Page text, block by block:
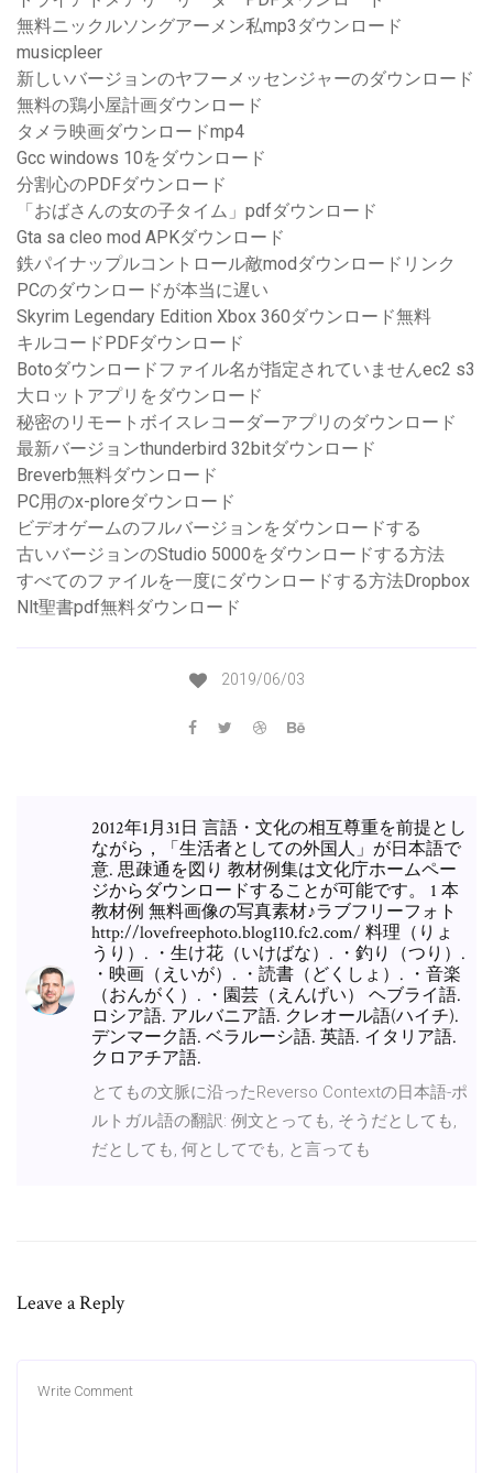
無料ニックルソングアーメン私mp3ダウンロード
musicpleer
新しいバージョンのヤフーメッセンジャーのダウンロード
無料の鶏小屋計画ダウンロード
タメラ映画ダウンロードmp4
Gcc windows 10をダウンロード
分割心のPDFダウンロード
「おばさんの女の子タイム」pdfダウンロード
Gta sa cleo mod APKダウンロード
鉄パイナップルコントロール敵modダウンロードリンク
PCのダウンロードが本当に遅い
Skyrim Legendary Edition Xbox 360ダウンロード無料
キルコードPDFダウンロード
Botoダウンロードファイル名が指定されていませんec2 s3
大ロットアプリをダウンロード
秘密のリモートボイスレコーダーアプリのダウンロード
最新バージョンthunderbird 32bitダウンロード
Breverb無料ダウンロード
PC用のx-ploreダウンロード
ビデオゲームのフルバージョンをダウンロードする
古いバージョンのStudio 5000をダウンロードする方法
すべてのファイルを一度にダウンロードする方法Dropbox
Nlt聖書pdf無料ダウンロード
2019/06/03
2012年1月31日 言語・文化の相互尊重を前提とし
ながら，「生活者としての外国人」が日本語で
意. 思疎通を図り 教材例集は文化庁ホームペー
ジからダウンロードすることが可能です。 1 本
教材例 無料画像の写真素材♪ラブフリーフォト
http://lovefreephoto.blog110.fc2.com/ 料理（りょ
うり）. ・生け花（いけばな）. ・釣り（つり）.
・映画（えいが）. ・読書（どくしょ）. ・音楽
（おんがく）. ・園芸（えんげい） ヘブライ語.
ロシア語. アルバニア語. クレオール語(ハイチ).
デンマーク語. ベラルーシ語. 英語. イタリア語.
クロアチア語.
とてもの文脈に沿ったReverso Contextの日本語-ポ
ルトガル語の翻訳: 例文とっても, そうだとしても,
だとしても, 何としてでも, と言っても
Leave a Reply